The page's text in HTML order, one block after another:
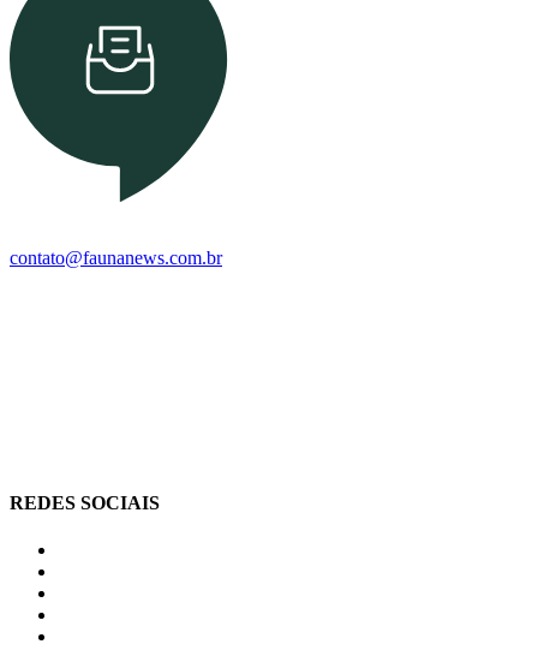
contato@faunanews.com.br
REDES SOCIAIS